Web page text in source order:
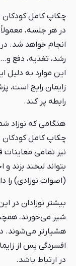
چکاپ کامل کودکان
در هر جلسه،
انجام خواهد شد.
رشد، تغذیه، دفع
این موارد به دلیل
زایمان رایج است،
رابطه پر کند.
هنگامی که نوزاد
چکاپ کامل کودکان
نیز تمامی
بتواند لبخند بزند
(اصوات نوزادی) را
شیر می‌خورند،
هشیارتر می‌شوند.
افسردگی پس از
در ارتباط باشد.